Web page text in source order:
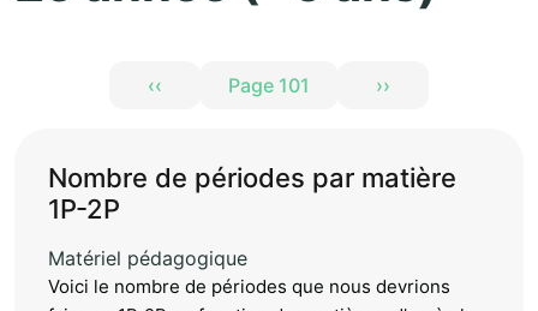
Pagination
Page précédente
‹‹ Page 101 ››
Nombre de périodes par matière
1P-2P
Matériel pédagogique
Voici le nombre de périodes que nous devrions